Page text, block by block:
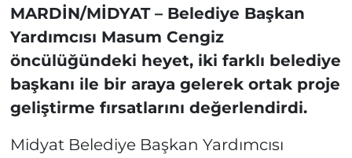
MARDİN/MİDYAT – Belediye Başkan
Yardımcısı Masum Cengiz
öncülüğündeki heyet, iki farklı belediye
başkanı ile bir araya gelerek ortak proje
geliştirme fırsatlarını değerlendirdi.
Midyat Belediye Başkan Yardımcısı